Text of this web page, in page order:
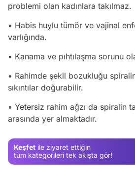
problemi olan kadınlara takılmaz.
• Habis huylu tümör ve vajinal
varlığında.
• Kanama ve pıhtılaşma sorunu
• Rahimde şekil bozukluğu
sıkıntılar doğurabilir.
• Yetersiz rahim ağzı da spiralin
arasında yer almaktadır.
Keşfet ile ziyaret ettiğin
tüm kategorileri tek akışta gör!